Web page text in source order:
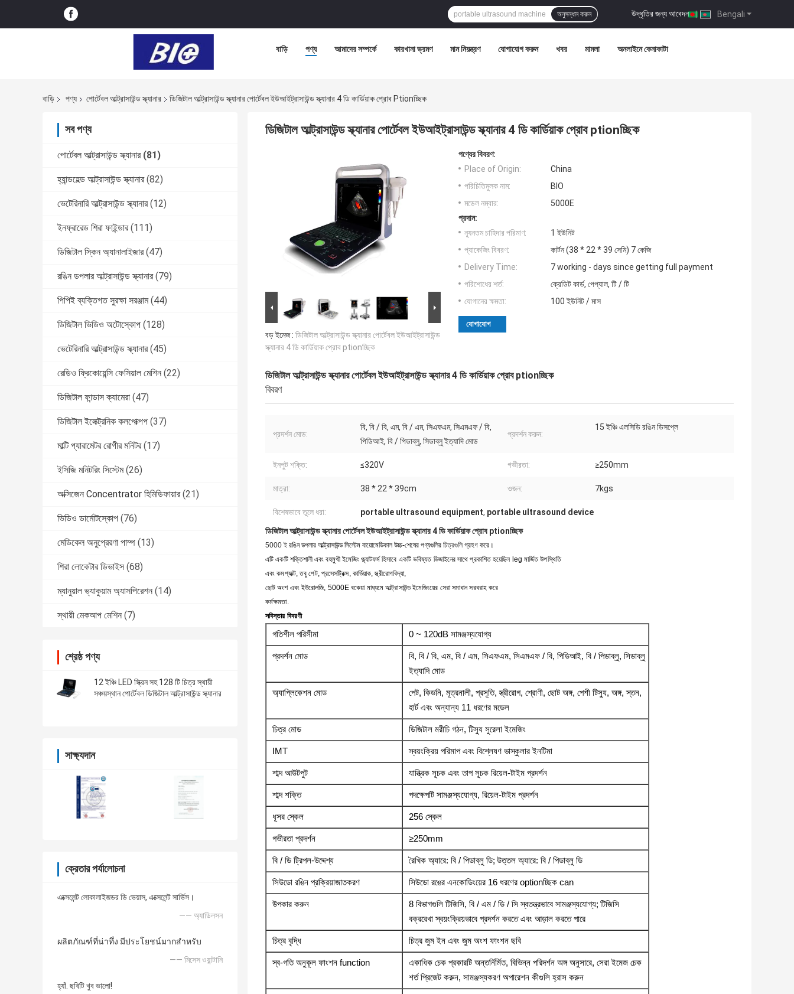
Bengali
উদ্ধৃতির জন্য আবেদন |
অনুসন্ধান করুন
বাড়ি পণ্য আমাদের সম্পর্কে কারখানা ভ্রমণ মান নিয়ন্ত্রণ যোগাযোগ করুন খবর মামলা অনলাইনে কেনাকাটা
বাড়ি পণ্য পোর্টেবল আল্ট্রাসাউন্ড স্ক্যানার ডিজিটাল আল্ট্রাসাউন্ড স্ক্যানার পোর্টেবল ইউআইট্রাসাউন্ড স্ক্যানার 4 ডি কার্ডিয়াক প্রোব Ptionচ্ছিক
সব পণ্য
পোর্টেবল আল্ট্রাসাউন্ড স্ক্যানার (81)
হ্যান্ডহেল্ড আল্ট্রাসাউন্ড স্ক্যানার (82)
ভেটেরিনারি আল্ট্রাসাউন্ড স্ক্যানার (12)
ইনফ্রারেড শিরা ফাইন্ডার (111)
ডিজিটাল স্কিন অ্যানালাইজার (47)
রঙিন ডপলার আল্ট্রাসাউন্ড স্ক্যানার (79)
পিপিই ব্যক্তিগত সুরক্ষা সরঞ্জাম (44)
ডিজিটাল ভিডিও অটোস্কোপ (128)
ভেটেরিনারি আল্ট্রাসাউন্ড স্ক্যানার (45)
রেডিও ফ্রিকোয়েন্সি ফেসিয়াল মেশিন (22)
ডিজিটাল ফান্ডাস ক্যামেরা (47)
ডিজিটাল ইলেক্ট্রনিক কলপোক্পপ (37)
মাল্টি প্যারামেটর রোগীর মনিটর (17)
ইসিজি মনিটরিং সিস্টেম (26)
অক্সিজেন Concentrator হিমিডিফায়ার (21)
ভিডিও ডার্মোটস্কোপ (76)
মেডিকেল অনুপ্রেরণা পাম্প (13)
শিরা লোকেটার ডিভাইস (68)
ম্যানুয়াল ভ্যাকুয়াম অ্যাসপিরেশন (14)
স্থায়ী মেকআপ মেশিন (7)
শ্রেষ্ঠ পণ্য
12 ইঞ্চি LED স্ক্রিন সহ 128 টি চিত্র স্থায়ী
সঞ্চয়স্থান পোর্টেবল ডিজিটাল আল্ট্রাসাউন্ড স্ক্যানার
সাক্ষ্যদান
ক্রেতার পর্যালোচনা
এক্সেলেন্ট লোকালাইজডর ডি ভেয়াস, এক্সেলেন্ট সার্ভিস।
—— অ্যাডিলসন
ผลิตภัณฑ์ที่น่าทึ่ง มีประโยชน์มากสำหรับ
—— মিসেস ওয়ান্টানি
হ্যাঁ. ছবিটি খুব ভালো!
ডিজিটাল আল্ট্রাসাউন্ড স্ক্যানার পোর্টেবল ইউআইট্রাসাউন্ড স্ক্যানার 4 ডি কার্ডিয়াক প্রোব ptionচ্ছিক
বড় ইমেজ : ডিজিটাল আল্ট্রাসাউন্ড স্ক্যানার পোর্টেবল ইউআইট্রাসাউন্ড
স্ক্যানার 4 ডি কার্ডিয়াক প্রোব ptionচ্ছিক
পণ্যের বিবরণ:
Place of Origin:
China
পরিচিতিমুলক নাম:
BIO
মডেল নম্বার:
5000E
প্রদান:
ন্যূনতম চাহিদার পরিমাণ:
1 ইউনিট
প্যাকেজিং বিবরণ:
কার্টন (38 * 22 * ​​39 সেমি) 7 কেজি
Delivery Time:
7 working - days since getting full payment
পরিশোধের শর্ত:
ক্রেডিট কার্ড, পেপ্যাল, টি / টি
যোগানের ক্ষমতা:
100 ইউনিট / মাস
যোগাযোগ
ডিজিটাল আল্ট্রাসাউন্ড স্ক্যানার পোর্টেবল ইউআইট্রাসাউন্ড স্ক্যানার 4 ডি কার্ডিয়াক প্রোব ptionচ্ছিক
বিবরণ
প্রদর্শন মোড:
বি, বি / বি, এম, বি / এম, সিএফএম, সিএমএফ / বি,
পিডিআই, বি / পিডাব্লু, সিডাব্লু ইত্যাদি মোড
প্রদর্শন করুন:
15 ইঞ্চি এলসিডি রঙিন ডিসপ্লে
ইনপুট শক্তি: ≤320V গভীরতা: ≥250mm
মাত্রা: 38 * 22 * ​​39cm ওজন: 7kgs
বিশেষভাবে তুলে ধরা: portable ultrasound equipment, portable ultrasound device
ডিজিটাল আল্ট্রাসাউন্ড স্ক্যানার পোর্টেবল ইউআইট্রাসাউন্ড স্ক্যানার 4 ডি কার্ডিয়াক প্রোব ptionচ্ছিক
5000 ই রঙিন ডপলার আল্ট্রাসাউন্ড সিস্টেম বায়োমেডিকাল উচ্চ-শেষের পণ্যগুলির চিত্রগুলি গ্রহণ করে।
এটি একটি শক্তিশালী এবং বহুমুখী ইমেজিং প্ল্যাটফর্ম হিসাবে একটি ভবিষ্যত ডিজাইনের সাথে প্রকাশিত হয়েছিল leg মার্জিত উপস্থিতি
এবংকমপ্যাক্ট, তবু পেট, প্রসেসট্রিক্স, কার্ডিয়াক, স্ত্রীরোগবিদ্যা,
ছোট অংশ এবং ইউরোলজি, 5000E বকেয়া মাধ্যমে আল্ট্রাসাউন্ড ইমেজিংয়ের সেরা সমাধান সরবরাহ করে
কর্মক্ষমতা.
সবিস্তার বিবরণী
গতিশীল পরিসীমা 0 ~ 120dB সামঞ্জস্যযোগ্য
প্রদর্শন মোড
বি, বি / বি, এম, বি / এম, সিএফএম, সিএমএফ / বি, পিডিআই, বি / পিডাব্লু, সিডাব্লু
ইত্যাদি মোড
অ্যাপ্লিকেশন মোড
পেট, কিডনি, মূত্রনালী, প্রসূতি, স্ত্রীরোগ, শ্রোণী, ছোট অঙ্গ, পেশী টিস্যু, অঙ্গ, স্তন,
হার্ট এবং অন্যান্য 11 ধরণের মডেল
চিত্র মোড ডিজিটাল মরীচি গঠন, টিস্যু সুরেলা ইমেজিং
IMT স্বয়ংক্রিয় পরিমাপ এবং বিশ্লেষণ ভাস্কুলার ইনটিমা
শাব্দ আউটপুট যান্ত্রিক সূচক এবং তাপ সূচক রিয়েল-টাইম প্রদর্শন
শাব্দ শক্তি পদক্ষেপটি সামঞ্জস্যযোগ্য, রিয়েল-টাইম প্রদর্শন
ধূসর স্কেল 256 স্কেল
গভীরতা প্রদর্শন ≥250mm
বি / ডি ট্রিপল-উদ্দেশ্য রৈখিক অ্যারে: বি / পিডাব্লু ডি; উত্তল অ্যারে: বি / পিডাব্লু ডি
সিউডো রঙিন প্রক্রিয়াজাতকরণ সিউডো রঙের এনকোডিংয়ের 16 ধরণের optionচ্ছিক can
উপকার করুন 8 বিভাগগুলি টিজিসি, বি / এম / ডি / সি স্বতন্ত্রভাবে সামঞ্জস্যযোগ্য; টিজিসি
বক্ররেখা স্বয়ংক্রিয়ভাবে প্রদর্শন করতে এবং আড়াল করতে পারে
চিত্র বৃদ্ধি চিত্র জুম ইন এবং জুম অংশ ফাংশন ছবি
স্ব-গতি অনুকূল ফাংশন function
একাধিক চেক প্রকারটি অন্তর্নির্মিত, বিভিন্ন পরিদর্শন অঙ্গ অনুসারে, সেরা ইমেজ চেক
শর্ত প্রিজেট করুন, সামঞ্জস্যকরণ অপারেশন কীগুলি হ্রাস করুন